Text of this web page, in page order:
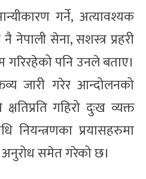
गर्ने, अत्यावश्यक
सेना, सशस्त्र प्रहरी
गरिरहेको पनि उनले बताए।
जारी गरेर आन्दोलनको
गहिरो दुःख व्यक्त
नियन्त्रणका प्रयासहरुमा
समेत गरेको छ।